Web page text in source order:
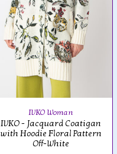
IVKO Woman
IVKO - Jacquard Coatigan
with Hoodie Floral Pattern
Off-White